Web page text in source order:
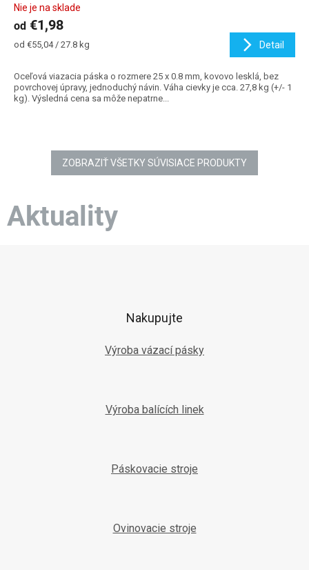
Nie je na sklade
od €1,98
Jednotková
od €55,04 / 27.8 kg Detail
Oceľová viazacia páska o rozmere 25 x 0.8 mm, kovovo lesklá, bez
povrchovej úpravy, jednoduchý návin. Váha cievky je cca. 27,8 kg (+/- 1
kg). Výsledná cena sa môže nepatrne...
ZOBRAZIŤ VŠETKY SÚVISIACE PRODUKTY
Aktuality
Nakupujte
Výroba vázací pásky
Výroba balících linek
Páskovacie stroje
Ovinovacie stroje